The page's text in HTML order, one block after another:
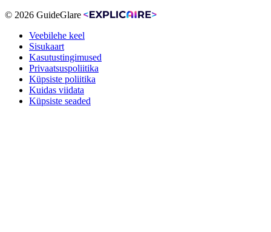
© 2026 GuideGlare
Veebilehe keel
Sisukaart
Kasutustingimused
Privaatsuspoliitika
Küpsiste poliitika
Kuidas viidata
Küpsiste seaded